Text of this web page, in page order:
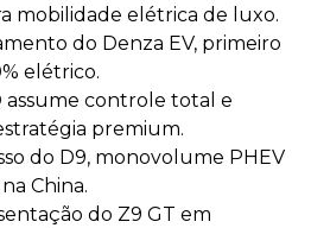
mobilidade elétrica de luxo.
do Denza EV, primeiro
elétrico.
assume controle total e
premium.
do D9, monovolume PHEV
China.
do Z9 GT em